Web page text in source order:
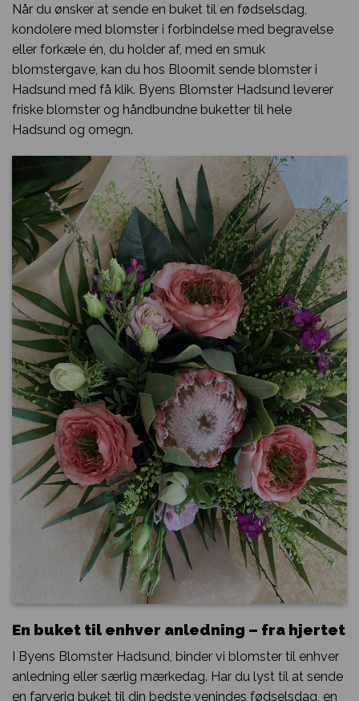
Når du ønsker at sende en buket til en fødselsdag,
kondolere med blomster i forbindelse med begravelse
eller forkæle én, du holder af, med en smuk
blomstergave, kan du hos Bloomit sende blomster i
Hadsund med få klik. Byens Blomster Hadsund leverer
friske blomster og håndbundne buketter til hele
Hadsund og omegn.
En buket til enhver anledning – fra hjertet
I Byens Blomster Hadsund, binder vi blomster til enhver
anledning eller særlig mærkedag. Har du lyst til at sende
en farverig buket til din bedste venindes fødselsdag, en